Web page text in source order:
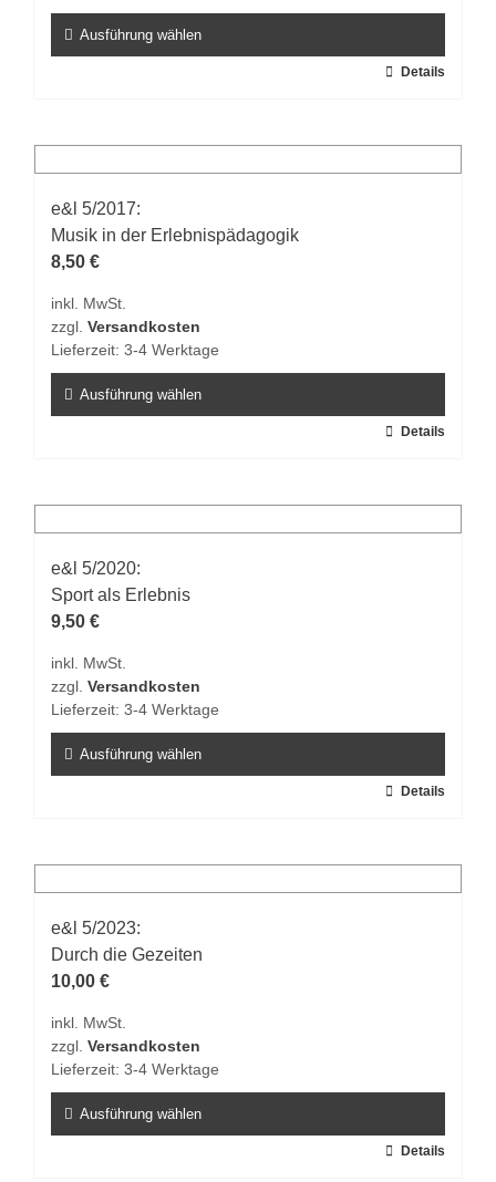
gewählt
werden
Ausführung wählen
Varianten
auf.
Die
Optionen
auf
der
gewählt
werden
Details
e&l 5/2017:
Musik in der Erlebnispädagogik
8,50 €
inkl. MwSt.
zzgl. Versandkosten
Lieferzeit: 3-4 Werktage
Ausführung wählen
Varianten
auf.
Die
Optionen
auf
der
gewählt
werden
Details
e&l 5/2020:
Sport als Erlebnis
9,50 €
inkl. MwSt.
zzgl. Versandkosten
Lieferzeit: 3-4 Werktage
Ausführung wählen
Varianten
auf.
Die
Optionen
auf
der
gewählt
werden
Details
e&l 5/2023:
Durch die Gezeiten
10,00 €
inkl. MwSt.
zzgl. Versandkosten
Lieferzeit: 3-4 Werktage
Ausführung wählen
Details